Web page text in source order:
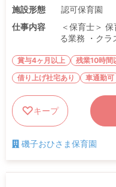
施設形態
認可保育園
仕事内容
＜保育士＞
る業務 ・クラ
賞与4ヶ月以上 残業10時間
借り上げ社宅あり
車通勤可
キープ
磯子おひさま保育園